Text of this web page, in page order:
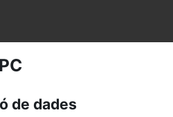
de dades